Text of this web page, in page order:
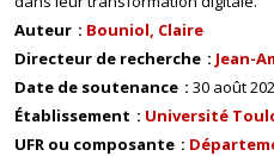
Auteur
Bouniol, Claire
Directeur de recherche
Jean-
Date de soutenance
30 août
Établissement
Université
UFR ou composante